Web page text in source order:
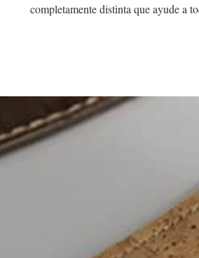
completamente distinta que ayude a